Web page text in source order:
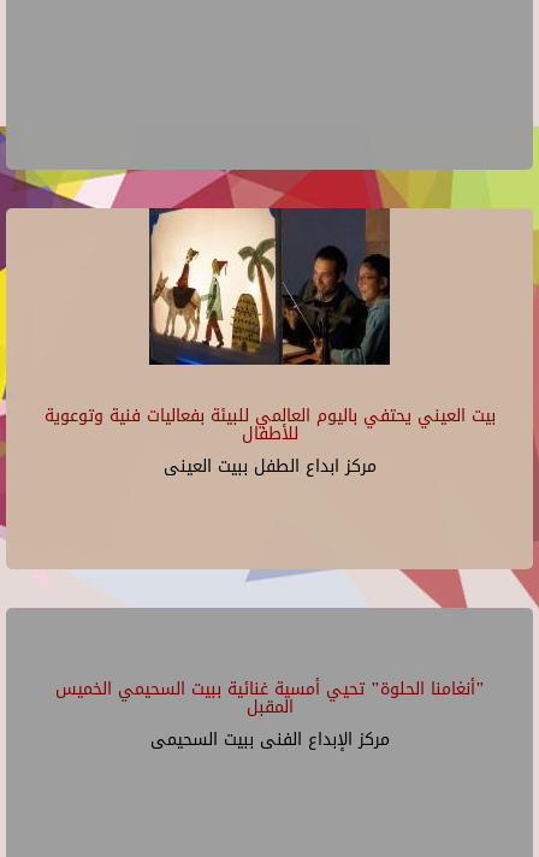
بيت العيني يحتفي باليوم العالمي للبيئة بفعاليات فنية وتوعوية
للأطفال
مركز ابداع الطفل ببيت العينى
"أنغامنا الحلوة" تحيي أمسية غنائية ببيت السحيمي الخميس
المقبل
مركز الإبداع الفنى ببيت السحيمى